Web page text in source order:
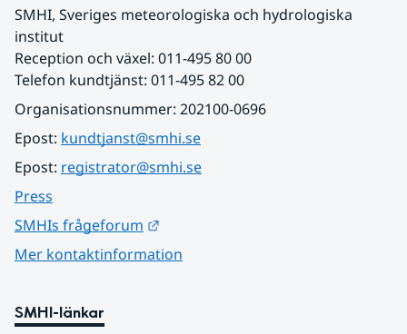
SMHI, Sveriges meteorologiska och hydrologiska
institut
Reception och växel: 011-495 80 00
Telefon kundtjänst: 011-495 82 00
Organisationsnummer: 202100-0696
Epost: kundtjanst@smhi.se
Epost: registrator@smhi.se
Press
SMHIs frågeforum
Mer kontaktinformation
SMHI-länkar